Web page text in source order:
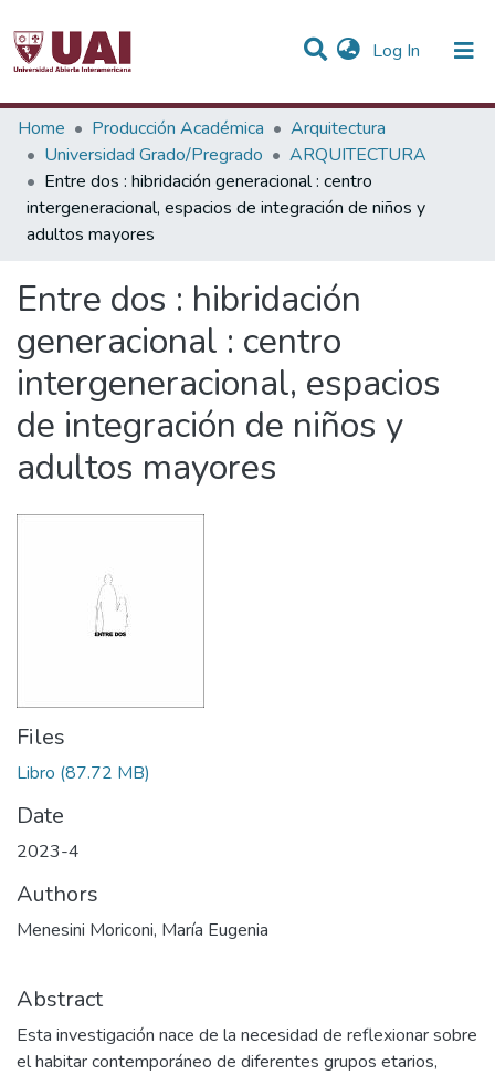
Log In (current)
Statistics
Communities & Collections
All of DSpace
Home Producción Académica
Arquitectura
Universidad Grado/Pregrado
ARQUITECTURA
Entre dos : hibridación generacional : centro
intergeneracional, espacios de integración de niños y
adultos mayores
Entre dos : hibridación
generacional : centro
intergeneracional, espacios
de integración de niños y
adultos mayores
Files
Libro (87.72 MB)
Date
2023-4
Authors
Menesini Moriconi, María Eugenia
Abstract
Esta investigación nace de la necesidad de reflexionar sobre
el habitar contemporáneo de diferentes grupos etarios,